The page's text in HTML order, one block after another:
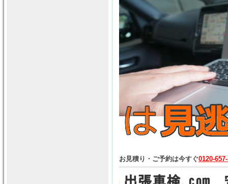
お見積り・ご予約は今すぐ0120-